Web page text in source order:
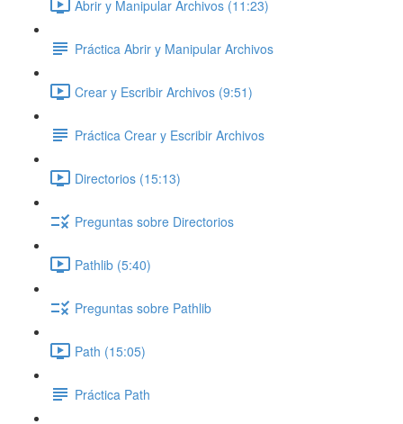
Abrir y Manipular Archivos (11:23)
Práctica Abrir y Manipular Archivos
Crear y Escribir Archivos (9:51)
Práctica Crear y Escribir Archivos
Directorios (15:13)
Preguntas sobre Directorios
Pathlib (5:40)
Preguntas sobre Pathlib
Path (15:05)
Práctica Path